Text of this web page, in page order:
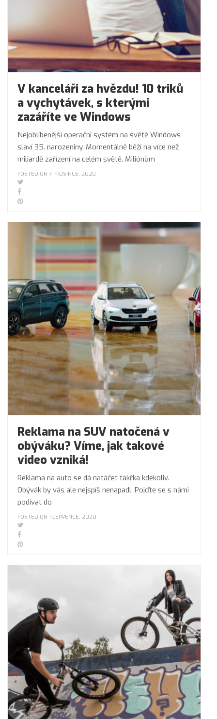
V kanceláři za hvězdu! 10 triků
a vychytávek, s kterými
zazáříte ve Windows
Nejoblíbenější operační systém na světě Windows
slaví 35. narozeniny. Momentálně běží na více než
miliardě zařízení na celém světě. Miliónům
POSTED ON 7 PROSINCE, 2020
Reklama na SUV natočená v
obýváku? Víme, jak takové
video vzniká!
Reklama na auto se dá natáčet takřka kdekoliv.
Obývák by vás ale nejspíš nenapadl. Pojďte se s námi
podívat do
POSTED ON 1 ČERVENCE, 2020